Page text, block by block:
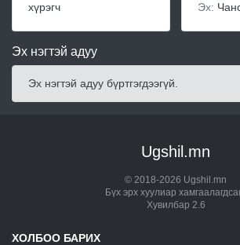
хүрэгч
Эх:
Эх нэгтэй адуу
Эх нэгтэй адуу бүртгэгдээгүй.
Ugshil.mn
© 2018-2026 Ugshil.mn
Бүх эрх хуулиар
Хувилбар 2.6
ХОЛБОО БАРИХ